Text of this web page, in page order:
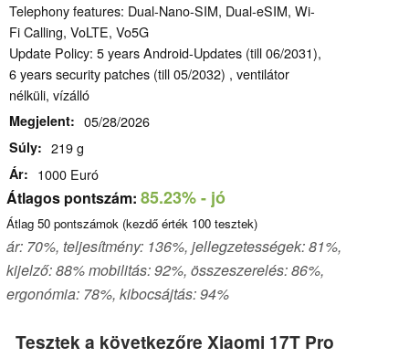
Telephony features: Dual-Nano-SIM, Dual-eSIM, Wi-
Fi Calling, VoLTE, Vo5G
Update Policy: 5 years Android-Updates (till 06/2031),
6 years security patches (till 05/2032) , ventilátor
nélküli, vízálló
Megjelent 05/28/2026
Súly 219 g
Ár 1000 Euró
Átlagos pontszám: 85.23%- jó
Átlag 50 pontszámok (kezdő érték 100 tesztek)
ár: 70%, teljesítmény: 136%, jellegzetességek: 81%,
kijelző: 88% mobilitás: 92%, összeszerelés: 86%,
ergonómia: 78%, kibocsájtás: 94%
Tesztek a következőre Xiaomi 17T Pro